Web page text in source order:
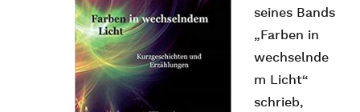
seines Bands
„Farben in
wechselnde
m Licht“
schrieb,